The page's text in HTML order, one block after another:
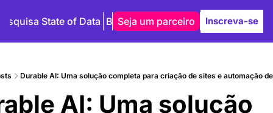
State of Data Blog Autores
Seja um parceiro Inscreva-se
Durable AI: Uma solução completa para criação de sites e automação
AI: Uma solução